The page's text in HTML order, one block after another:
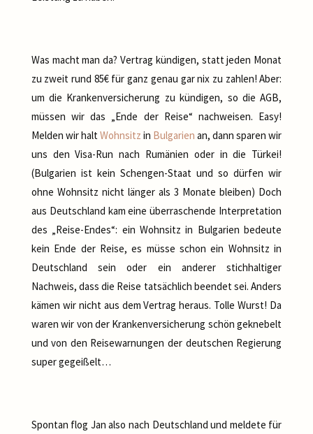
Was macht man da? Vertrag kündigen, statt jeden Monat
zu zweit rund 85€ für ganz genau gar nix zu zahlen! Aber:
um die Krankenversicherung zu kündigen, so die AGB,
müssen wir das „Ende der Reise“ nachweisen. Easy!
Melden wir haltWohnsitz in Bulgarien an, dann sparen wir
uns den Visa-Run nach Rumänien oder in die Türkei!
(Bulgarien ist kein Schengen-Staat und so dürfen wir
ohne Wohnsitz nicht länger als 3 Monate bleiben) Doch
aus Deutschland kam eine überraschende Interpretation
des „Reise-Endes“: ein Wohnsitz in Bulgarien bedeute
kein Ende der Reise, es müsse schon ein Wohnsitz in
Deutschland sein oder ein anderer stichhaltiger
Nachweis, dass die Reise tatsächlich beendet sei. Anders
kämen wir nicht aus dem Vertrag heraus. Tolle Wurst! Da
waren wir von der Krankenversicherung schön geknebelt
und von den Reisewarnungen der deutschen Regierung
super gegeißelt…
Spontan flog Jan also nach Deutschland und meldete für